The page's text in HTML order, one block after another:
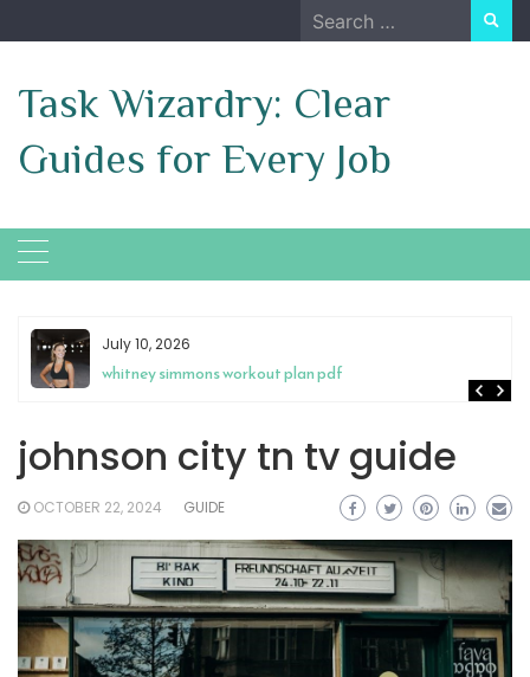
to
Search
for:
Task Wizardry: Clear
Guides for Every Job
May 4, 2026
antenna tv guide cincinnati
johnson city tn tv guide
OCTOBER 22, 2024 GUIDE